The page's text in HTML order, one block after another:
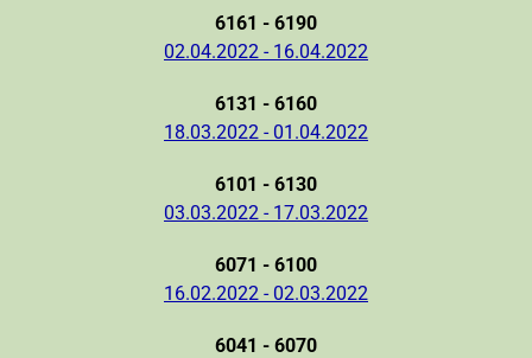
6161 - 6190
02.04.2022 - 16.04.2022
6131 - 6160
18.03.2022 - 01.04.2022
6101 - 6130
03.03.2022 - 17.03.2022
6071 - 6100
16.02.2022 - 02.03.2022
6041 - 6070